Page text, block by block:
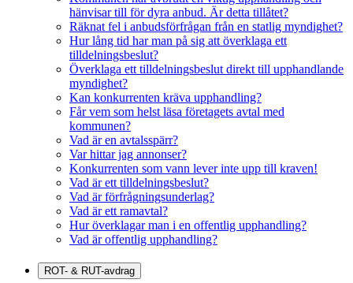
hänvisar till för dyra anbud. Är detta tillåtet?
Räknat fel i anbudsförfrågan från en statlig myndighet?
Hur lång tid har man på sig att överklaga ett
tilldelningsbeslut?
Överklaga ett tilldelningsbeslut direkt till upphandlande
myndighet?
Kan konkurrenten kräva upphandling?
Får vem som helst läsa företagets avtal med
kommunen?
Vad är en avtalsspärr?
Var hittar jag annonser?
Konkurrenten som vann lever inte upp till kraven!
Vad är ett tilldelningsbeslut?
Vad är förfrågningsunderlag?
Vad är ett ramavtal?
Hur överklagar man i en offentlig upphandling?
Vad är offentlig upphandling?
ROT- & RUT-avdrag